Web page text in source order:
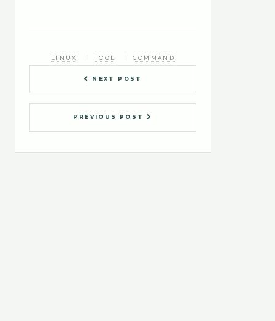
NEXT POST
PREVIOUS POST
LINUX TOOL COMMAND